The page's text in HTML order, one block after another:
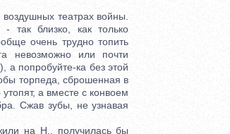
театрах войны.
так близко, как только
очень трудно топить
невозможно или почти
а попробуйте-ка без этой
торпеда, сброшенная в
а вместе с конвоем
Сжав зубы, не узнавая
на Н., получилась бы